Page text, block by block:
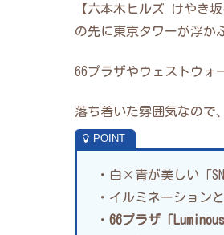
【六本木ヒルズ けやき
の先に東京タワーが浮か
66プラザやウェストウォ
落ち着いた雰囲気なので
・白×青が美しい「
・イルミネーションと
・ 66プラザ「